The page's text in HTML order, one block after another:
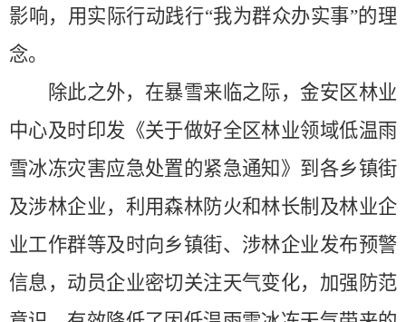
影响，用实际行动践行“我为群众办实事”的理
念。
除此之外，在暴雪来临之际，金安区林业
中心及时印发 《关于做好全区林业领域低温雨
雪冰冻灾害应急处置的紧急通知》 到各乡镇街
及涉林企业，利用森林防火和林长制及林业企
业工作群等及时向乡镇街、涉林企业发布预警
信息，动员企业密切关注天气变化，加强防范